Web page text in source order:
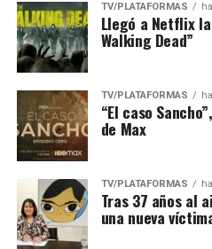
TV/PLATAFORMAS
Llegó a Netflix
Walking Dead”
TV/PLATAFORMAS
“El caso
de Max
TV/PLATAFORMAS
Tras 37 años al
una nueva